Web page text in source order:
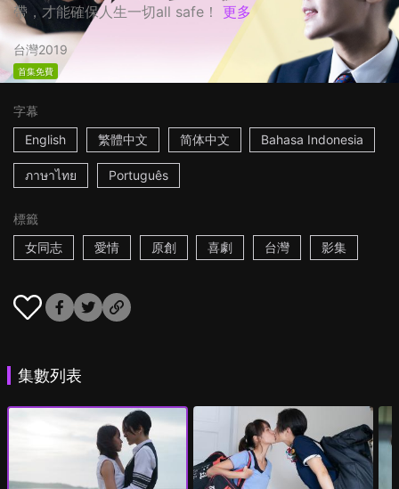
帶，才能確保人生一切all safe！ 更多
台灣2019
首集免費
字幕
English
繁體中文 简体中文 Bahasa Indonesia
ภาษาไทย Português
標籤
女同志
愛情 原創 喜劇 台灣 影集
集數列表